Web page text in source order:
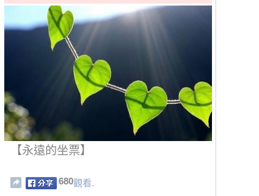
【永遠的坐票】
680觀看.